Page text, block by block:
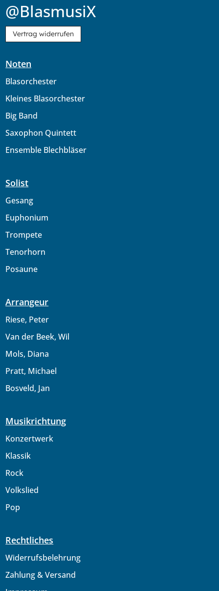
@BlasmusiX
Vertrag widerrufen
Noten
Blasorchester
Kleines Blasorchester
Big Band
Saxophon Quintett
Ensemble Blechbläser
Solist
Gesang
Euphonium
Trompete
Tenorhorn
Posaune
Arrangeur
Riese, Peter
Van der Beek, Wil
Mols, Diana
Pratt, Michael
Bosveld, Jan
Musikrichtung
Konzertwerk
Klassik
Rock
Volkslied
Pop
Rechtliches
Widerrufsbelehrung
Zahlung & Versand